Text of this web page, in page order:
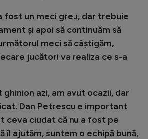
fost un meci greu, dar trebuie
și apoi să continuăm să
meci să câștigăm,
jucători va realiza ce s-a
ghinion azi, am avut ocazii, dar
Dan Petrescu e important
ceva ciudat că nu a fost pe
îl ajutăm, suntem o echipă bună,